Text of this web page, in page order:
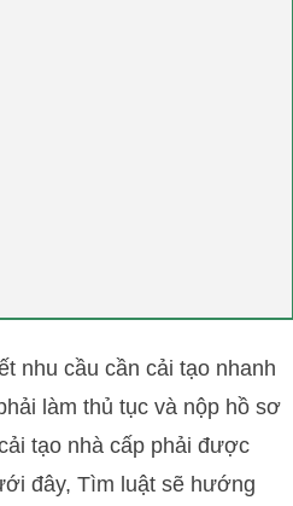
nhu cầu cần cải tạo nhanh
làm thủ tục và nộp hồ sơ
tạo nhà cấp phải được
đây, Tìm luật sẽ hướng